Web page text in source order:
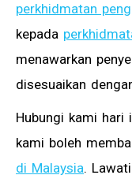
perkhidmatan
kepada
menawarkan
disesuaikan
Hubungi kami hari
kami boleh
di Malaysia. Lawati